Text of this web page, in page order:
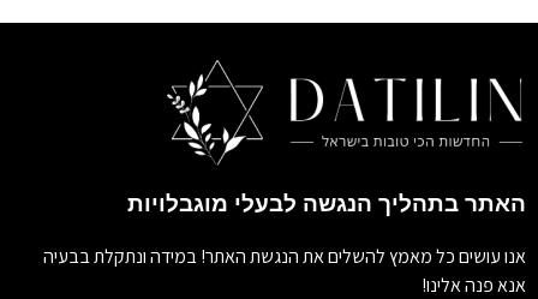
האתר בתהליך הנגשה לבעלי מוגבלויות
אנו עושים כל מאמץ להשלים את הנגשת האתר! במידה ונתקלת בבעיה
אנא פנה אלינו!